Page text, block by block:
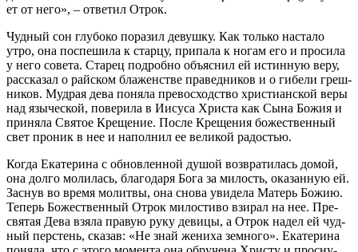
ет от него», – от­ве­тил От­рок.
Чуд­ный сон глу­бо­ко по­ра­зил де­вуш­ку. Как толь­ко на­ста­ло
утро, она по­спе­ши­ла к стар­цу, при­па­ла к но­гам его и про­си­ла
у него со­ве­та. Ста­рец по­дроб­но объ­яс­нил ей ис­тин­ную ве­ру,
рас­ска­зал о рай­ском бла­жен­стве пра­вед­ни­ков и о ги­бе­ли греш­
ни­ков. Муд­рая де­ва по­ня­ла пре­вос­ход­ство хри­сти­ан­ской ве­ры
над язы­че­ской, по­ве­ри­ла в Иису­са Хри­ста как Сы­на Бо­жия и
при­ня­ла Свя­тое Кре­ще­ние. По­сле Кре­ще­ния бо­же­ствен­ный
свет про­ник в нее и на­пол­нил ее ве­ли­кой ра­до­стью.
Ко­гда Ека­те­ри­на с об­нов­лен­ной ду­шой воз­вра­ти­лась до­мой,
она дол­го мо­ли­лась, бла­го­да­ря Бо­га за ми­лость, ока­зан­ную ей.
За­снув во вре­мя мо­лит­вы, она сно­ва уви­де­ла Ма­терь Бо­жию.
Те­перь Бо­же­ствен­ный От­рок ми­ло­сти­во взи­рал на нее. Пре­
свя­тая Де­ва взя­ла пра­вую ру­ку де­ви­цы, а От­рок на­дел ей чуд­
ный пер­стень, ска­зав: «Не знай же­ни­ха зем­но­го». Ека­те­ри­на